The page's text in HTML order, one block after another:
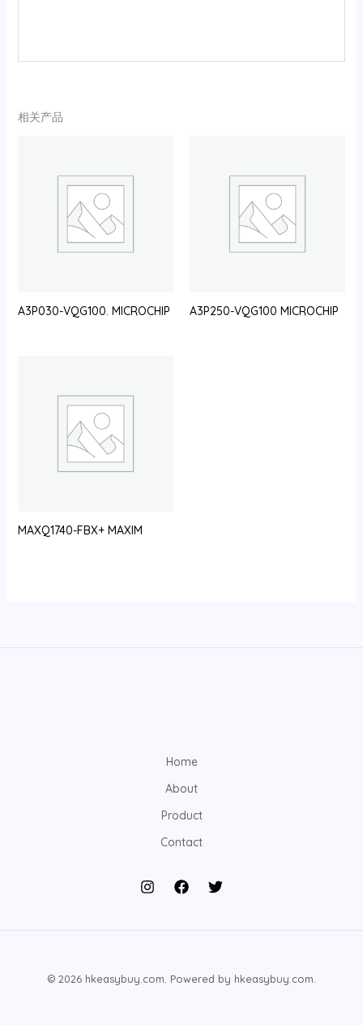
相关产品
A3P030-VQG100. MICROCHIP A3P250-VQG100 MICROCHIP
MAXQ1740-FBX+ MAXIM
Home
About
Product
Contact
© 2026 hkeasybuy.com. Powered by hkeasybuy.com.